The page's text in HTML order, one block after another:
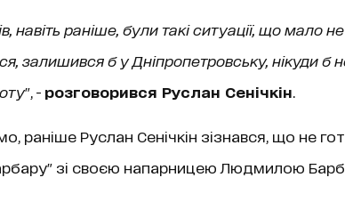
навіть раніше, були такі ситуації, що мало
залишився б у Дніпропетровську, нікуди б
", - розговорився Руслан Сенічкін
раніше Руслан Сенічкін зізнався, що не
зі своєю напарницею Людмилою